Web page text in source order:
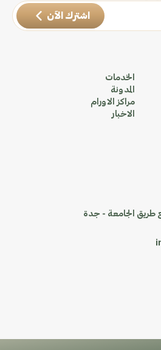
اشترك الآن
الخدمات
المدونة
مراكز الاورام
الاخبار
طريق الجامعة - جدة